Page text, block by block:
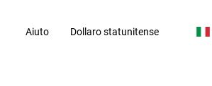
Aiuto Dollaro statunitense